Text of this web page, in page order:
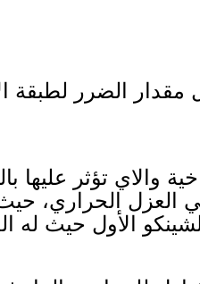
الضرر لطبقة
والاي تؤثر عليها
العزل الحراري،
الأول حيث له